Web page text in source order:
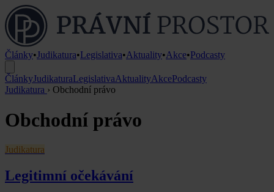
Články•Judikatura•Legislativa•Aktuality•Akce•Podcasty
ČlánkyJudikaturaLegislativaAktualityAkcePodcasty
Judikatura › Obchodní právo
Obchodní právo
Judikatura
Legitimní očekávání